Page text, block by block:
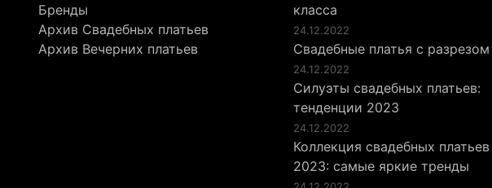
Бренды
Архив Свадебных платьев
Архив Вечерних платьев
класса
24.12.2022
Свадебные платья с разрезом
24.12.2022
Силуэты свадебных платьев:
тенденции 2023
24.12.2022
Коллекция свадебных платьев
2023: самые яркие тренды